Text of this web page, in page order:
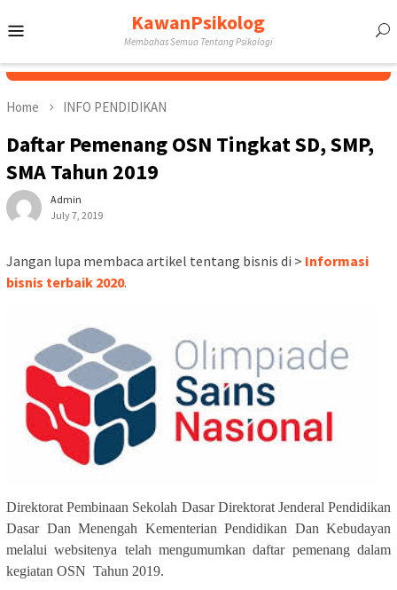
to
KawanPsikolog
Membahas Semua Tentang Psikologi
Home INFO PENDIDIKAN
Daftar Pemenang OSN Tingkat SD, SMP,
SMA Tahun 2019
Admin
July 7, 2019
Jangan lupa membaca artikel tentang bisnis di > Informasi
bisnis terbaik 2020.
Direktorat Pembinaan Sekolah Dasar Direktorat Jenderal Pendidikan
Dasar Dan Menengah Kementerian Pendidikan Dan Kebudayan
melalui websitenya telah mengumumkan daftar pemenang dalam
kegiatan OSN Tahun 2019.